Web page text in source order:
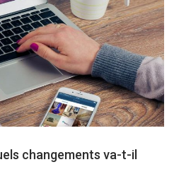
changements va-t-il